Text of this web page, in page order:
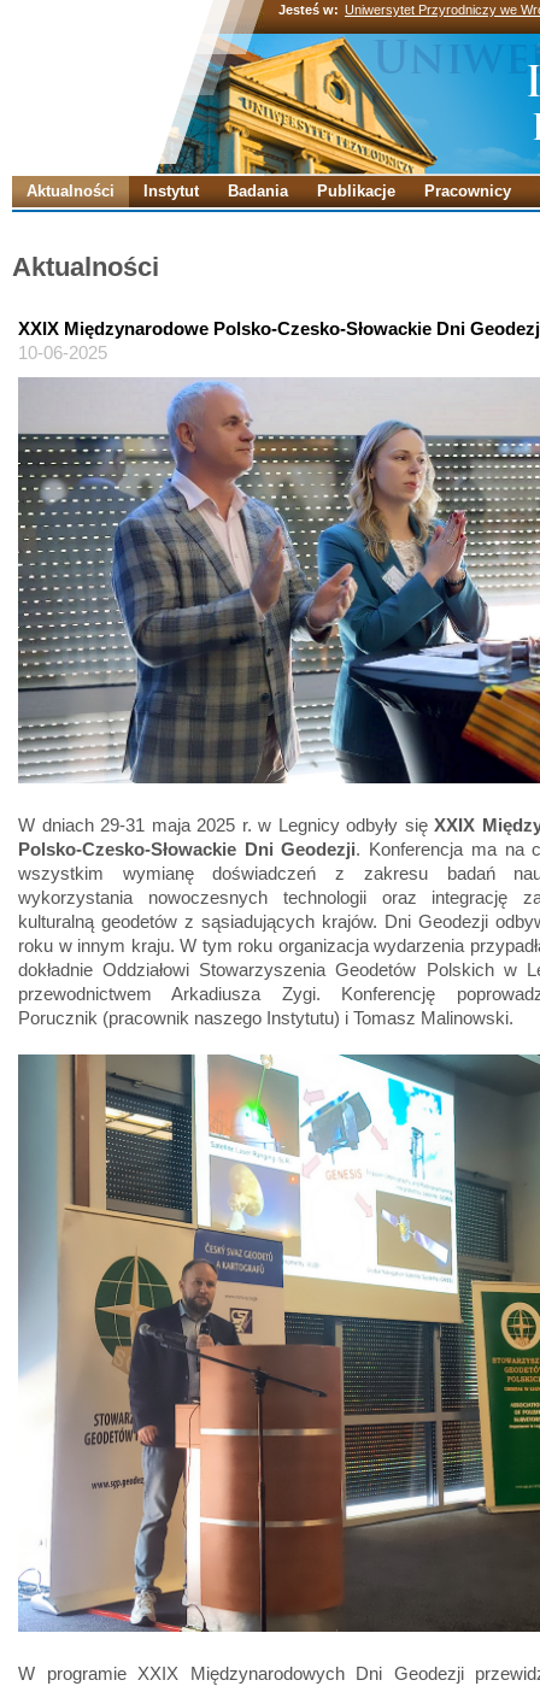
Jesteś w: Uniwersytet Przyrodniczy we
Aktualności Instytut Badania Publikacje Pracownicy
Aktualności
XXIX Międzynarodowe Polsko-Czesko-Słowackie Dni
10-06-2025
W dniach 29-31 maja 2025 r. w Legnicy odbyły sięXXIX
Polsko-Czesko-Słowackie Dni Geodezji. Konferencja ma na
wszystkim wymianę doświadczeń z zakresu badań
wykorzystania nowoczesnych technologii oraz integrację
kulturalną geodetów z sąsiadujących krajów. Dni Geodezji
roku w innym kraju. W tym roku organizacja wydarzenia
dokładnie Oddziałowi Stowarzyszenia Geodetów Polskich w
przewodnictwem Arkadiusza Zygi. Konferencję
Porucznik (pracownik naszego Instytutu) i Tomasz Malinowski.
W programie XXIX Międzynarodowych Dni Geodezji